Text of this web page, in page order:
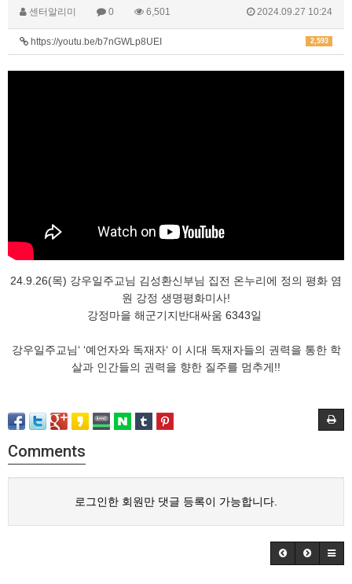
센터알리미 0 6,501 2024.09.27 10:24
2,593
https://youtu.be/b7nGWLp8UEI
24.9.26(목) 강우일주교님 김성환신부님 집전 온누리에 정의 평화 염
원 강정 생명평화미사!
강정마을 해군기지반대싸움 6343일
강우일주교님‘ ‘예언자와 독재자‘ 이 시대 독재자들의 권력을 통한 학
살과 인간들의 권력을 향한 질주를 멈추게!!
Comments
로그인한 회원만 댓글 등록이 가능합니다.